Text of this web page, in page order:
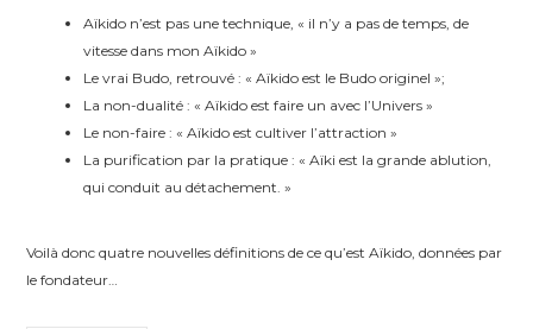
Aïkido n’est pas une technique, « il n’y a pas de temps, de
vitesse dans mon Aïkido »
Le vrai Budo, retrouvé : « Aïkido est le Budo originel »;
La non-dualité : « Aïkido est faire un avec l’Univers »
Le non-faire : « Aïkido est cultiver l’attraction »
La purification par la pratique : « Aïki est la grande ablution,
qui conduit au détachement. »
Voilà donc quatre nouvelles définitions de ce qu’est Aïkido, données par
le fondateur…